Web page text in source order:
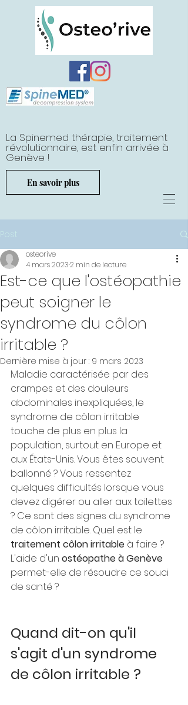
La Spinemed thérapie, traitement
révolutionnaire, est enfin arrivée à
Genève !
En savoir plus
Post
Est-ce que l'ostéopathie
peut soigner le
syndrome du côlon
irritable ?
osteorive
4 mars 20232 min de lecture
Dernière mise à jour : 9 mars 2023
Maladie caractérisée par des
crampes et des douleurs
abdominales inexpliquées, le
syndrome de côlon irritable
touche de plus en plus la
population, surtout en Europe et
aux États-Unis. Vous êtes souvent
ballonné ? Vous ressentez
quelques difficultés lorsque vous
devez digérer ou aller aux toilettes
? Ce sont des signes du syndrome
de côlon irritable. Quel est le
traitement côlon irritable à faire ?
L'aide d'un ostéopathe à Genève
permet-elle de résoudre ce souci
de santé ?
Quand dit-on qu'il
s'agit d'un syndrome
de côlon irritable ?